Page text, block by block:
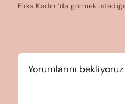
Elika Kadın ‘da görmek